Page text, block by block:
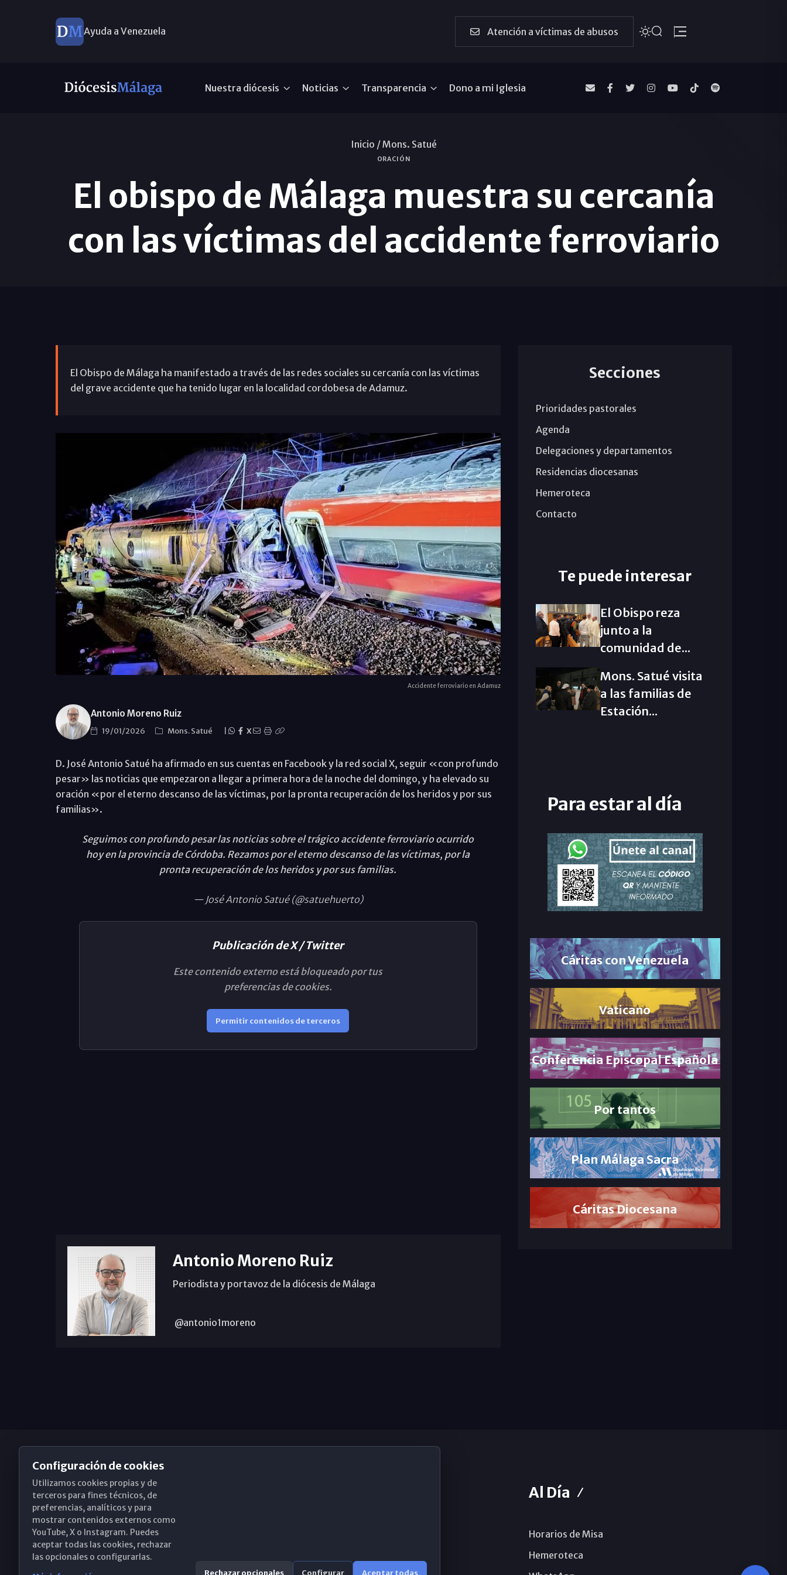
Ayuda a Venezuela Atención a víctimas de abusos
Nuestra diócesis Noticias Transparencia Dono a mi Iglesia
Inicio /Mons. Satué
ORACIÓN
El obispo de Málaga muestra su cercanía
con las víctimas del accidente ferroviario
El Obispo de Málaga ha manifestado a través de las redes sociales su cercanía con las víctimas
del grave accidente que ha tenido lugar en la localidad cordobesa de Adamuz.
Accidente ferroviario en Adamuz
Antonio Moreno Ruiz
19/01/2026 Mons. Satué X
D. José Antonio Satué ha afirmado en sus cuentas en Facebook y la red social X, seguir «con profundo
pesar» las noticias que empezaron a llegar a primera hora de la noche del domingo, y ha elevado su
oración «por el eterno descanso de las víctimas, por la pronta recuperación de los heridos y por sus
familias».
Seguimos con profundo pesar las noticias sobre el trágico accidente ferroviario ocurrido
hoy en la provincia de Córdoba. Rezamos por el eterno descanso de las víctimas, por la
pronta recuperación de los heridos y por sus familias.
— José Antonio Satué (@satuehuerto)
Publicación de X / Twitter
Este contenido externo está bloqueado por tus
preferencias de cookies.
Permitir contenidos de terceros
Antonio Moreno Ruiz
Periodista y portavoz de la diócesis de Málaga
@antonio1moreno
Secciones
Prioridades pastorales
Agenda
Delegaciones y departamentos
Residencias diocesanas
Hemeroteca
Contacto
Te puede interesar
El Obispo reza
junto a la
comunidad de...
Mons. Satué visita
a las familias de
Estación...
Para estar al día
Cáritas con Venezuela
Vaticano
Conferencia Episcopal Española
Por tantos
Plan Málaga Sacra
Cáritas Diocesana
Obispado de Málaga
Santa María, 18-20. 29015 Málaga
(+34) 952 224 386
Al Día
Horarios de Misa
Hemeroteca
Configuración de cookies
Utilizamos cookies propias y de
terceros para fines técnicos, de
preferencias, analíticos y para
mostrar contenidos externos como
YouTube, X o Instagram. Puedes
aceptar todas las cookies, rechazar
las opcionales o configurarlas.
Rechazar opcionales Configurar Aceptar todas